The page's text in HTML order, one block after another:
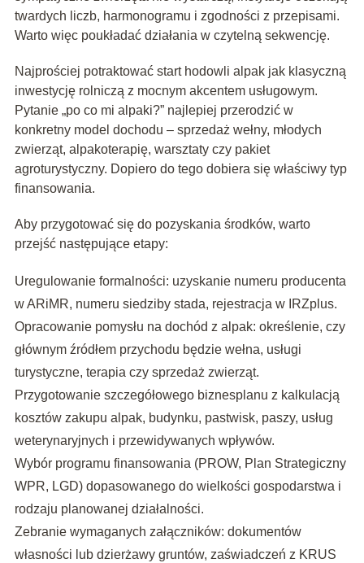
twardych liczb, harmonogramu i zgodności z przepisami.
Warto więc poukładać działania w czytelną sekwencję.
Najprościej potraktować start hodowli alpak jak klasyczną
inwestycję rolniczą z mocnym akcentem usługowym.
Pytanie „po co mi alpaki?” najlepiej przerodzić w
konkretny model dochodu – sprzedaż wełny, młodych
zwierząt, alpakoterapię, warsztaty czy pakiet
agroturystyczny. Dopiero do tego dobiera się właściwy typ
finansowania.
Aby przygotować się do pozyskania środków, warto
przejść następujące etapy:
Uregulowanie formalności: uzyskanie numeru producenta
w ARiMR, numeru siedziby stada, rejestracja w IRZplus.
Opracowanie pomysłu na dochód z alpak: określenie, czy
głównym źródłem przychodu będzie wełna, usługi
turystyczne, terapia czy sprzedaż zwierząt.
Przygotowanie szczegółowego biznesplanu z kalkulacją
kosztów zakupu alpak, budynku, pastwisk, paszy, usług
weterynaryjnych i przewidywanych wpływów.
Wybór programu finansowania (PROW, Plan Strategiczny
WPR, LGD) dopasowanego do wielkości gospodarstwa i
rodzaju planowanej działalności.
Zebranie wymaganych załączników: dokumentów
własności lub dzierżawy gruntów, zaświadczeń z KRUS